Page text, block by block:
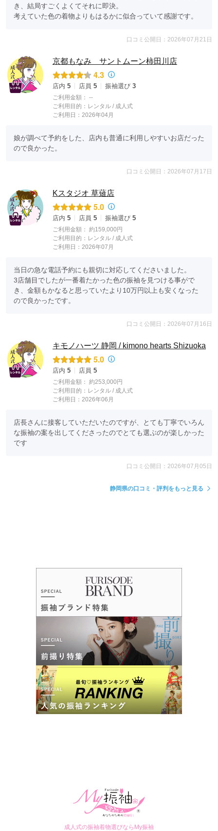
き、結局すごくよくてそれに即決。
考えていた色の着物よりもはるかに似合っていて感謝です。
口コミ公開日：2026年07月21日
京都もなみ サントムーン柿田川店
4.3
店内 5 店員 5 振袖選び 3
ご利用金額： --
ご利用目的： レンタル / 成人式
ご利用日：2026年04月
娘が調べて予約をした、店内も普通に利用しやすいお店だった
ので良かった。
口コミ公開日：2026年07月17日
Kスタジオ 草薙店
5.0
店内 5 店員 5 振袖選び 5
ご利用金額： 約159,000円
ご利用目的： レンタル / 成人式
ご利用日：2026年07月
当日の急な電話予約にも親切に対応してくださいました。
3店舗目でしたが一番着たかった色の振袖を見つける事がで
き、金額もかなると思っていたより10万円以上も安くなった
ので良かったです。
口コミ公開日：2026年07月16日
キモノハーツ 静岡 / kimono hearts Shizuoka
5.0
店内 5 店員 5
ご利用金額： 約253,000円
ご利用目的： レンタル / 成人式
ご利用日：2026年06月
店長さんに接客していただいたのですが、とても丁寧でいろん
な振袖の案を出してくださったのでとても選ぶのが楽しかった
です
口コミ公開日：2026年07月05日
静岡県の口コミ・評判をもっと見る
成人式の振袖着物選びならMy振袖